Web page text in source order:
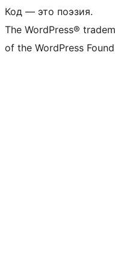
Код — это поэзия.
The WordPress®
of the WordPress